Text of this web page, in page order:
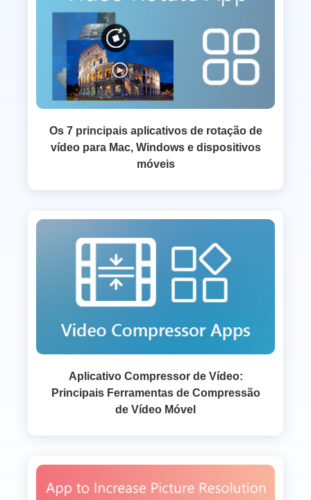
Os 7 principais aplicativos de rotação de
vídeo para Mac, Windows e dispositivos
móveis
Aplicativo Compressor de Vídeo:
Principais Ferramentas de Compressão
de Vídeo Móvel